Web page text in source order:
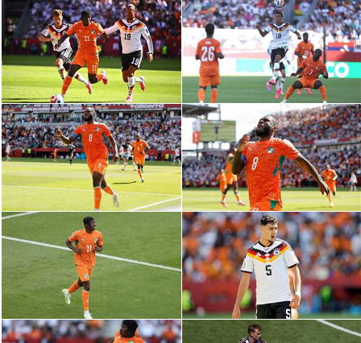
الدوري الفرنسي
الدوري السعودي للمحترفين
دوري أبطال أوروبا
دوري أبطال إفريقيا
كل البطولات
أقسام
الكرة المصرية
الدوري المصري
الكرة الأوروبية
الكرة الإفريقية